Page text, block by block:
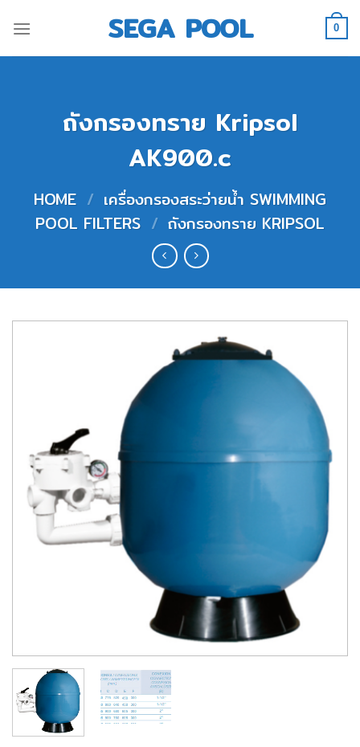
to
SEGA POOL 0
ถังกรองทราย Kripsol
AK900.c
HOME / เครื่องกรองสระว่ายน้ำ SWIMMING
POOL FILTERS / ถังกรองทราย KRIPSOL